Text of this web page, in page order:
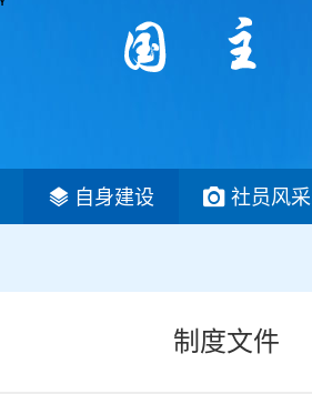
自身建设 社员风采
制度文件